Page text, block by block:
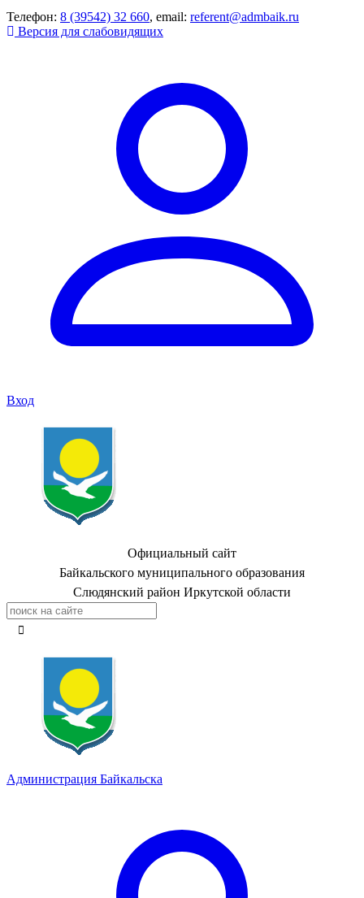
Телефон: 8 (39542) 32 660, email: referent@admbaik.ru
Версия для слабовидящих
Вход
Официальный сайт
Байкальского муниципального образования
Слюдянский район Иркутской области
Администрация Байкальска